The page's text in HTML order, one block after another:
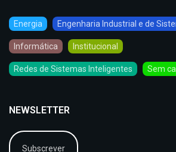
Energia Engenharia Industrial e de
Informática Institucional
Redes de Sistemas Inteligentes Sem
NEWSLETTER
Subscrever